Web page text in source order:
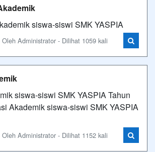
siswa-siswi SMK YASPIA
Administrator - Dilihat 1059 kali
siswa-siswi SMK YASPIA Tahun
siswa-siswi SMK YASPIA
Administrator - Dilihat 1152 kali